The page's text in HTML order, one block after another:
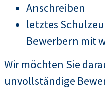
Anschreiben
letztes
Bewerbern mit
Wir möchten Sie
unvollständige